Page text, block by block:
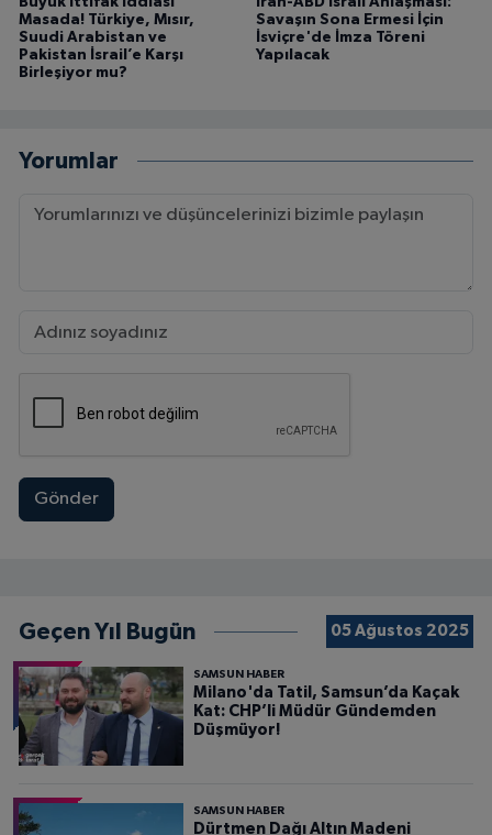
Masada! Türkiye, Mısır,
Suudi Arabistan ve
Pakistan İsrail’e Karşı
Birleşiyor mu?
Savaşın Sona Ermesi İçin
İsviçre'de İmza Töreni
Yapılacak
Yorumlar
Gönder
Geçen Yıl Bugün 05 Ağustos 2025
SAMSUN HABER
Milano'da Tatil, Samsun’da Kaçak
Kat: CHP’li Müdür Gündemden
Düşmüyor!
SAMSUN HABER
Dürtmen Dağı Altın Madeni